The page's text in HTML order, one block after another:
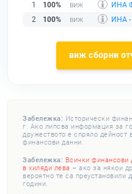
1
100% ИНА
2
100% ИНА
виж сборни
Забележка: Исторически
г. Ако липсва информация за
дружеството е спряло дейност
финансови данни.
Забележка: Всички финансови
в хиляди лева – ако за някои
вероятно те са преустановили
години.